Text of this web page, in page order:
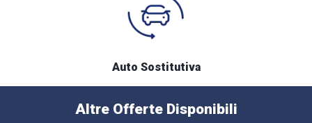
Auto Sostitutiva
Altre Offerte Disponibili